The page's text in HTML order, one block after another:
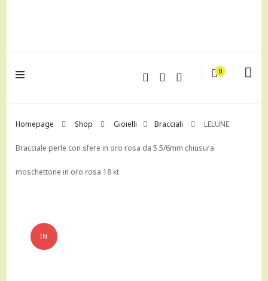
0
Homepage Shop Gioielli Bracciali LELUNE
Bracciale perle con sfere in oro rosa da 5.5/6mm chiusura
moschettone in oro rosa 18 kt
IN